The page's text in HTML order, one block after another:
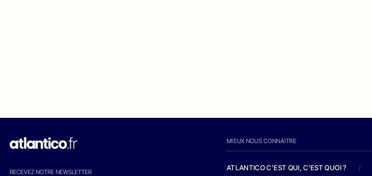
RECEVEZ NOTRE NEWSLETTER
MIEUX NOUS CONNAITRE
ATLANTICO C'EST QUI, C'EST QUOI ? /